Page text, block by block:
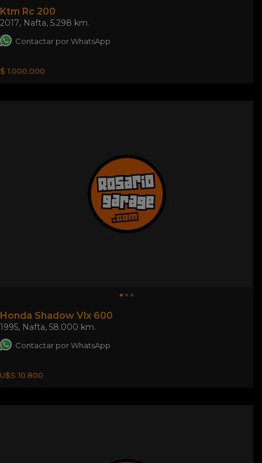
Ktm Rc 200
2017, Nafta, 5.298 km.
Contactar por WhatsApp
$ 1.000.000
Honda Shadow Vlx 600
1995, Nafta, 58.000 km.
Contactar por WhatsApp
U$S 10.800